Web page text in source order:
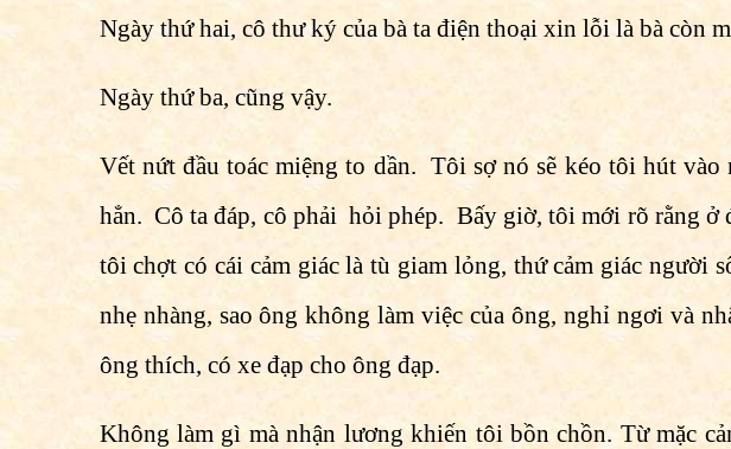
Ngày thứ hai, cô thư ký của bà ta điện thoại xin lỗi là bà còn
Ngày thứ ba, cũng vậy.
Vết nứt đầu toác miệng to dần. Tôi sợ nó sẽ kéo tôi hút
hẳn. Cô ta đáp, cô phải hỏi phép. Bấy giờ, tôi mới rõ rằng
tôi chợt có cái cảm giác là tù giam lỏng, thứ cảm giác
nhẹ nhàng, sao ông không làm việc của ông, nghỉ ngơi và
ông thích, có xe đạp cho ông đạp.
Không làm gì mà nhận lương khiến tôi bồn chồn. Từ mặc